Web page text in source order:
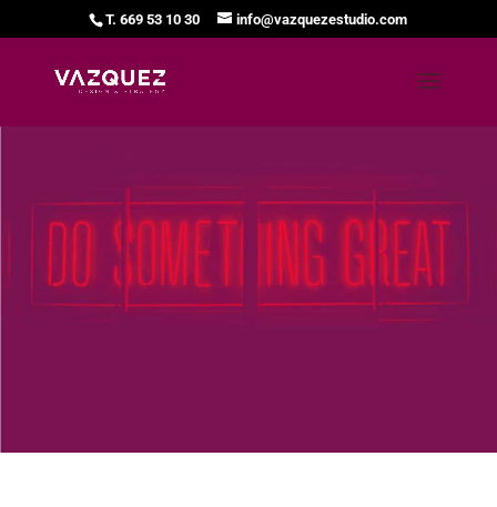
T. 669 53 10 30 info@vazquezestudio.com